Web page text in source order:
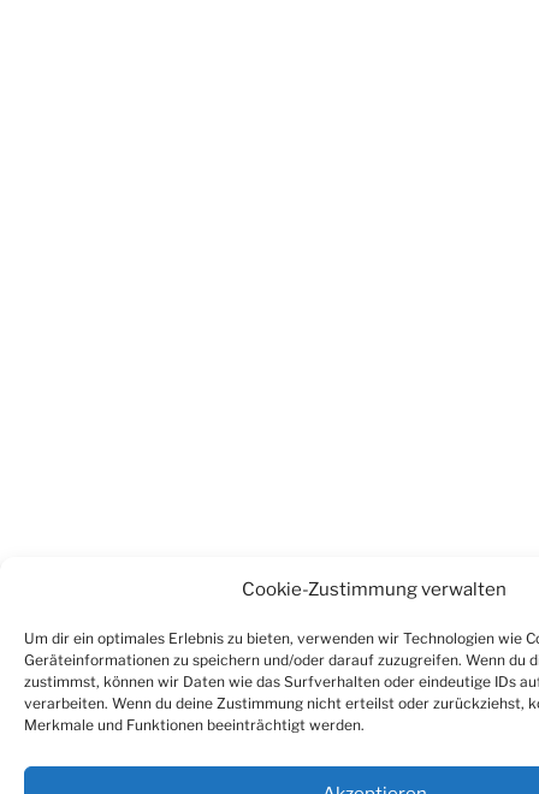
Cookie-Zustimmung verwalten
Um dir ein optimales Erlebnis zu bieten, verwenden wir Technologien wie
Geräteinformationen zu speichern und/oder darauf zuzugreifen. Wenn du
zustimmst, können wir Daten wie das Surfverhalten oder eindeutige IDs
verarbeiten. Wenn du deine Zustimmung nicht erteilst oder zurückziehst,
Merkmale und Funktionen beeinträchtigt werden.